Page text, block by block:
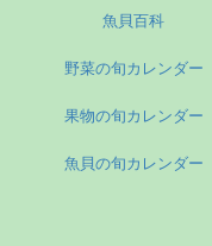
魚貝百科
野菜の旬カレンダー
果物の旬カレンダー
魚貝の旬カレンダー